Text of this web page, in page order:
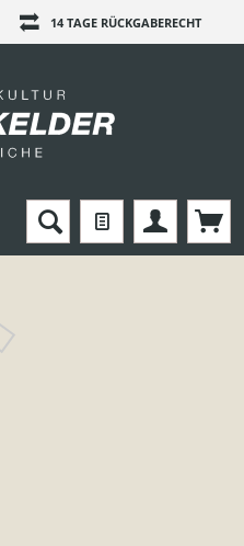
14 TAGE RÜCKGABERECHT